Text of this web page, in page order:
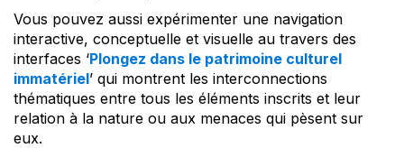
Vous pouvez aussi expérimenter une navigation
interactive, conceptuelle et visuelle au travers des
interfaces ‘Plongez dans le patrimoine culturel
immatériel’ qui montrent les interconnections
thématiques entre tous les éléments inscrits et leur
relation à la nature ou aux menaces qui pèsent sur
eux.